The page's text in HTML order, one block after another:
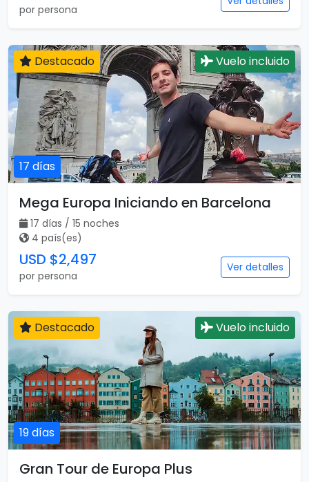
por persona
17 días
Destacado Vuelo incluido
Mega Europa Iniciando en Barcelona
17 días / 15 noches
4 país(es)
USD $2,497
por persona
Ver detalles
19 días
Destacado Vuelo incluido
Gran Tour de Europa Plus